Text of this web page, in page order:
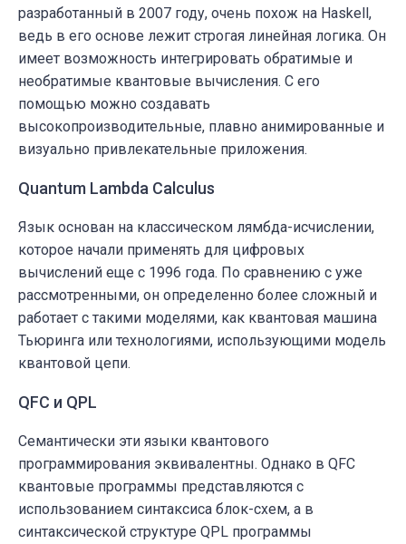
разработанный в 2007 году, очень похож на Haskell,
ведь в его основе лежит строгая линейная логика. Он
имеет возможность интегрировать обратимые и
необратимые квантовые вычисления. С его
помощью можно создавать
высокопроизводительные, плавно анимированные и
визуально привлекательные приложения.
Quantum Lambda Calculus
Язык основан на классическом лямбда-исчислении,
которое начали применять для цифровых
вычислений еще с 1996 года. По сравнению с уже
рассмотренными, он определенно более сложный и
работает с такими моделями, как квантовая машина
Тьюринга или технологиями, использующими модель
квантовой цепи.
QFC и QPL
Семантически эти языки квантового
программирования эквивалентны. Однако в QFC
квантовые программы представляются с
использованием синтаксиса блок-схем, а в
синтаксической структуре QPL программы